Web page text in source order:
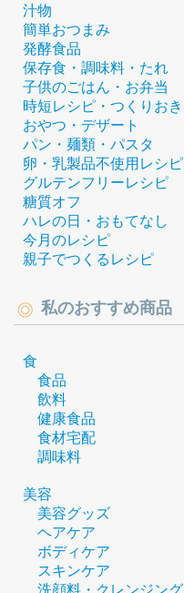
汁物
簡単おつまみ
発酵食品
保存食・調味料・たれ
子供のごはん・お弁当
時短レシピ・つくりおき
おやつ・デザート
パン・麺類・パスタ
卵・乳製品不使用レシピ
グルテンフリーレシピ
糖質オフ
ハレの日・おもてなし
今月のレシピ
親子でつくるレシピ
私のおすすめ商品
食
食品
飲料
健康食品
食材宅配
調味料
美容
美容グッズ
ヘアケア
ボディケア
スキンケア
洗顔料・クレンジング